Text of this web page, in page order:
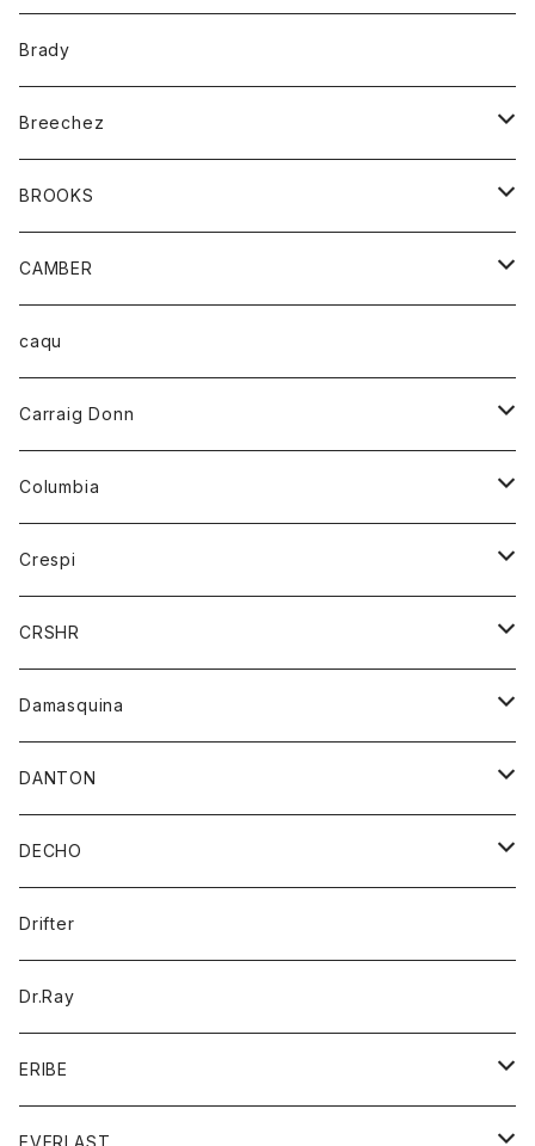
コート
バッグ
ベルト
キッズ
Tシャツ
グッズ
アンダーウェアー
カードホルダー
チーフ
バンダナ
トップス
カーディガン
トレーナー
パーカー
ボトム
オーバーオール
ショートパンツ
レディース
オーバーオール
カーディガン
Tシャツ
パーカー
Brady
Breechez
シャツ
BROOKS
グッズ
靴
CAMBER
トップス
ハーフスリーブTシャツ
caqu
Carraig Donn
ニット
Columbia
アウター
ジャケット
Crespi
ジャケット
ワンピース
ブラウス
CRSHR
キャップ
Damasquina
ウォレット
カードケース
バッグ
DANTON
アウター
コート
ジャケット
アクセサリー
バッグ
キッズ
シャツ
Tシャツ
グッズ
帽子
トップス
DECHO
帽子
Drifter
Dr.Ray
ERIBE
ニット
EVERLAST